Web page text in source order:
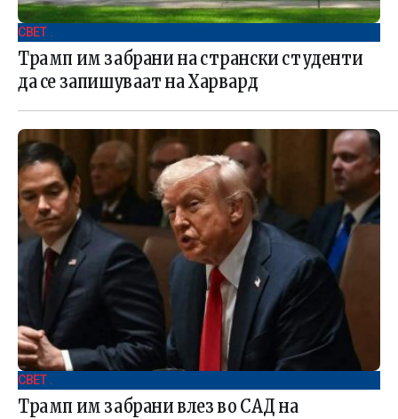
СВЕТ .
Трамп им забрани на странски студенти
да се запишуваат на Харвард
СВЕТ .
Трамп им забрани влез во САД на